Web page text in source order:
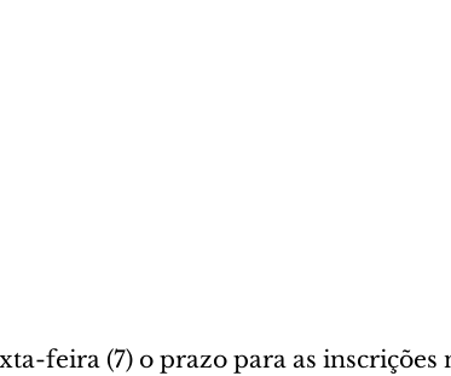
feira (7) o prazo para as inscrições